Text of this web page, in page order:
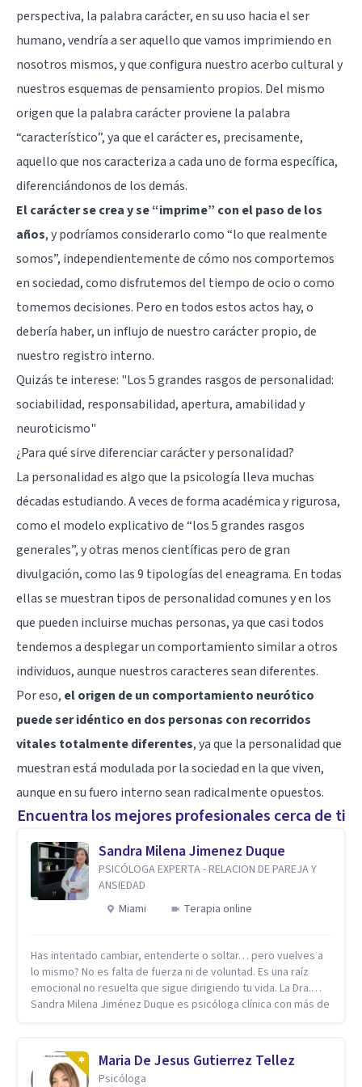
perspectiva, la palabra carácter, en su uso hacia el ser
humano, vendría a ser aquello que vamos imprimiendo en
nosotros mismos, y que configura nuestro acerbo cultural y
nuestros esquemas de pensamiento propios. Del mismo
origen que la palabra carácter proviene la palabra
“característico”, ya que el carácter es, precisamente,
aquello que nos caracteriza a cada uno de forma específica,
diferenciándonos de los demás.
El carácter se crea y se “imprime” con el paso de los
años, y podríamos considerarlo como “lo que realmente
somos”, independientemente de cómo nos comportemos
en sociedad, como disfrutemos del tiempo de ocio o como
tomemos decisiones. Pero en todos estos actos hay, o
debería haber, un influjo de nuestro carácter propio, de
nuestro registro interno.
Quizás te interese: "Los 5 grandes rasgos de personalidad:
sociabilidad, responsabilidad, apertura, amabilidad y
neuroticismo"
¿Para qué sirve diferenciar carácter y personalidad?
La personalidad es algo que la psicología lleva muchas
décadas estudiando. A veces de forma académica y rigurosa,
como el modelo explicativo de “los 5 grandes rasgos
generales”, y otras menos científicas pero de gran
divulgación, como las 9 tipologías del eneagrama. En todas
ellas se muestran tipos de personalidad comunes y en los
que pueden incluirse muchas personas, ya que casi todos
tendemos a desplegar un comportamiento similar a otros
individuos, aunque nuestros caracteres sean diferentes.
Por eso, el origen de un comportamiento neurótico
puede ser idéntico en dos personas con recorridos
vitales totalmente diferentes, ya que la personalidad que
muestran está modulada por la sociedad en la que viven,
aunque en su fuero interno sean radicalmente opuestos.
Encuentra los mejores profesionales cerca de ti
Sandra Milena Jimenez Duque
PSICÓLOGA EXPERTA - RELACION DE PAREJA Y
ANSIEDAD
Miami
Terapia online
Has intentado cambiar, entenderte o soltar… pero vuelves a
lo mismo? No es falta de fuerza ni de voluntad. Es una raíz
emocional no resuelta que sigue dirigiendo tu vida. La Dra.
Sandra Milena Jiménez Duque es psicóloga clínica con más de
ansiedad, la baja autoestima, la dependencia emocional y los
conflictos de pareja. Ha trabajado con pacientes enMaria De Jesus Gutierrez Tellez
Psicóloga